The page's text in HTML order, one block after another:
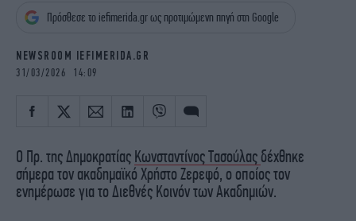
iBOOKS
MEDIA
Πρόσθεσε το iefimerida.gr ως προτιμώμενη πηγή στη Google
NEWSROOM IEFIMERIDA.GR
31/03/2026 14:09
Ο Πρ. της Δημοκρατίας Κωνσταντίνος Τασούλας δέχθηκε
σήμερα τον ακαδημαϊκό Χρήστο Ζερεφό, ο οποίος τον
ενημέρωσε για το Διεθνές Κοινόν των Ακαδημιών.